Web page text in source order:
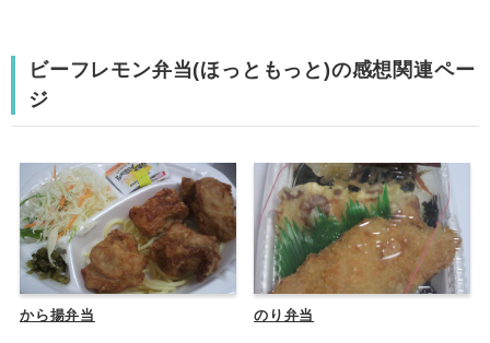
ビーフレモン弁当(ほっともっと)の感想関連ペー
ジ
から揚弁当 のり弁当